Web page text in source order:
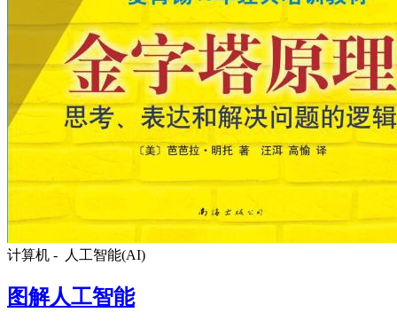
计算机 - 人工智能(AI)
图解人工智能